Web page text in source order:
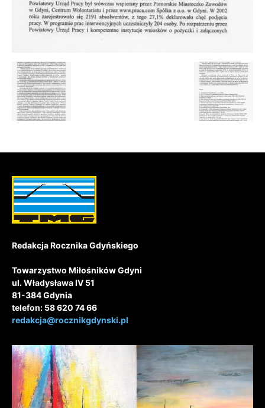
Redakcja Rocznika Gdyńskiego
Towarzystwo Miłośników Gdyni
ul. Władysława IV 51
81-384 Gdynia
telefon: 58 620 74 66
redakcja@rocznikgdynski.pl